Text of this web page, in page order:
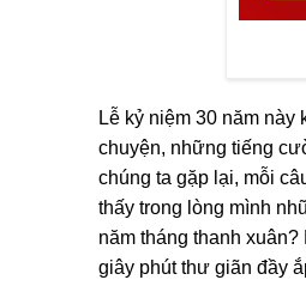
Lễ kỷ niệm 30 năm
chuyện, những tiếng
chúng ta gặp lại, mỗi
thấy trong lòng mình
năm tháng thanh
giây phút thư giãn đầy